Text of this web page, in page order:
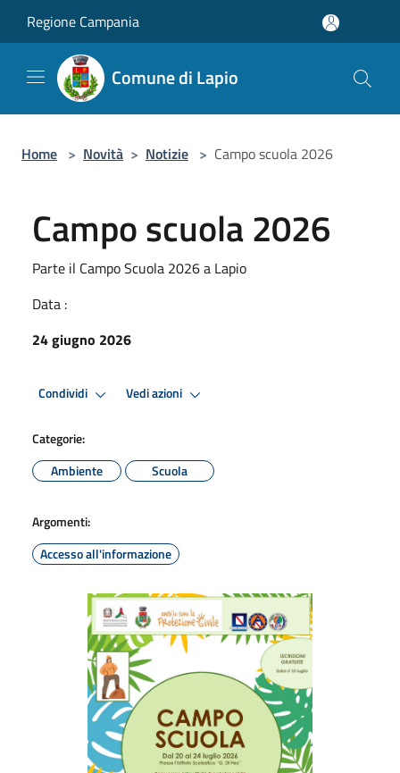
Regione Campania
Comune di Lapio
Home > Novità > Notizie > Campo scuola 2026
Campo scuola 2026
Parte il Campo Scuola 2026 a Lapio
Data :
24 giugno 2026
Condividi Vedi azioni
Categorie:
Ambiente
Scuola
Argomenti:
Accesso all'informazione